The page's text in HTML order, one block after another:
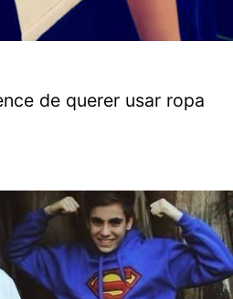
de querer usar ropa